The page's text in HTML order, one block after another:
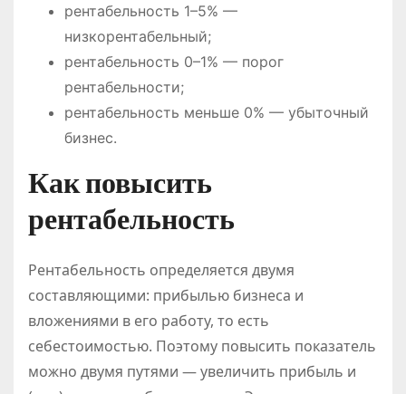
рентабельность 1–5% —
низкорентабельный;
рентабельность 0–1% — порог
рентабельности;
рентабельность меньше 0% — убыточный
бизнес.
Как повысить
рентабельность
Рентабельность определяется двумя
составляющими: прибылью бизнеса и
вложениями в его работу, то есть
себестоимостью. Поэтому повысить показатель
можно двумя путями — увеличить прибыль и